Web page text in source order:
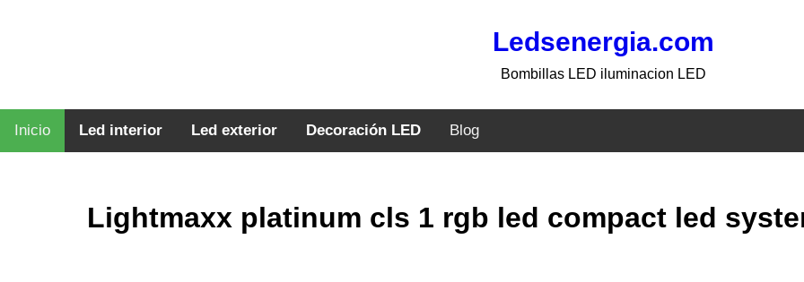
Ledsenergia.com
Bombillas LED iluminacion LED
Inicio Led interior Led exterior Decoración LED Blog
Lightmaxx platinum cls 1 rgb led compact led